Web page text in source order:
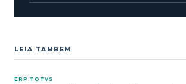
LEIA TAMBEM
ERP TOTVS